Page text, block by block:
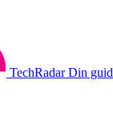
TechRadar Din